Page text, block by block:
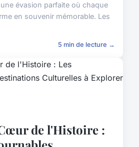
évasion parfaite où chaque
en souvenir mémorable. Les
5 min de lecture →
de l'Histoire :